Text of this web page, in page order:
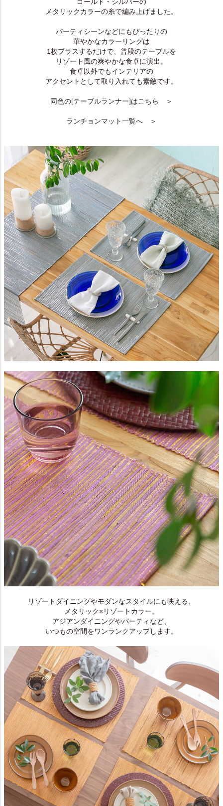
ゴールド・シルバーの
メタリックカラーの糸で編み上げました。
パーティシーンなどにもぴったりの
華やかなカラーリングは
1枚プラスするだけで、普段のテーブルを
リゾート風の爽やかな食卓に演出。
食卓以外でもインテリアの
アクセントとして取り入れても素敵です。
同色の[テーブルランナー]はこちら ＞
ランチョンマット一覧へ ＞
リゾートダイニングやモダンなスタイルにも映える、
メタリック×リゾートカラー。
アジアンダイニングやパーティなど、
いつもの空間をワンランクアップします。